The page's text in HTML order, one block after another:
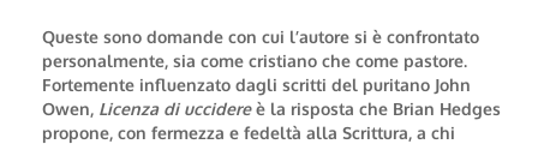
Queste sono domande con cui l’autore si è confrontato
personalmente, sia come cristiano che come pastore.
Fortemente influenzato dagli scritti del puritano John
Owen, Licenza di uccidereè la risposta che Brian Hedges
propone, con fermezza e fedeltà alla Scrittura, a chi